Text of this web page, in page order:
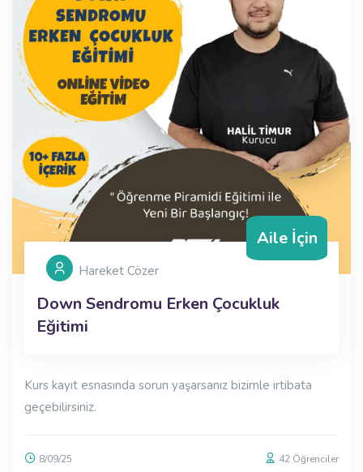
Hareket Cözer
Down Sendromu Erken Çocukluk
Eğitimi
Aile İçin
Kurs kayıt esnasında sorun yaşarsanız bizimle irtibata
geçebilirsiniz.
8/09/25 42 Öğrenciler